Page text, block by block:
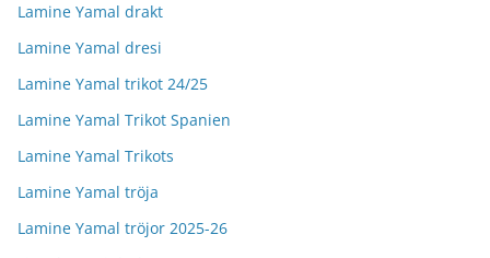
Lamine Yamal drakt
Lamine Yamal dresi
Lamine Yamal trikot 24/25
Lamine Yamal Trikot Spanien
Lamine Yamal Trikots
Lamine Yamal tröja
Lamine Yamal tröjor 2025-26